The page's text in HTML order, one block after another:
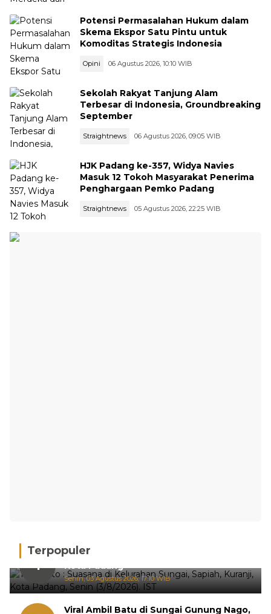
Potensi Permasalahan Hukum dalam
Skema Ekspor Satu Pintu untuk
Komoditas Strategis Indonesia
Opini 06 Agustus 2026, 10:10 WIB
Sekolah Rakyat Tanjung Alam
Terbesar di Indonesia, Groundbreaking
September
Straightnews 06 Agustus 2026, 09:05 WIB
HJK Padang ke-357, Widya Navies
Masuk 12 Tokoh Masyarakat Penerima
Penghargaan Pemko Padang
Straightnews 05 Agustus 2026, 22:25 WIB
Terpopuler
1
Hujan Deras, 15 Titik Banjir Terdeteksi di
Kota Padang
Senin, 03 Agustus 2026, 17:10 WIB
Viral Ambil Batu di Sungai Gunung Nago,